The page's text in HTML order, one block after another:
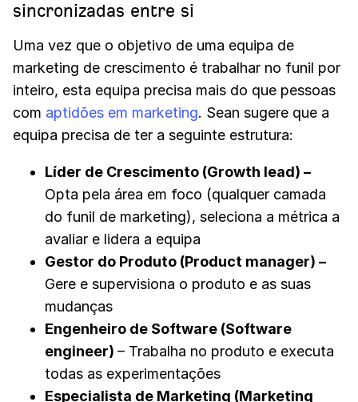
sincronizadas entre si
Uma vez que o objetivo de uma equipa de
marketing de crescimento é trabalhar no funil por
inteiro, esta equipa precisa mais do que pessoas
com aptidões em marketing. Sean sugere que a
equipa precisa de ter a seguinte estrutura:
Líder de Crescimento (Growth lead) –
Opta pela área em foco (qualquer camada
do funil de marketing), seleciona a métrica a
avaliar e lidera a equipa
Gestor do Produto (Product manager) –
Gere e supervisiona o produto e as suas
mudanças
Engenheiro de Software (Software
engineer) – Trabalha no produto e executa
todas as experimentações
Especialista de Marketing (Marketing